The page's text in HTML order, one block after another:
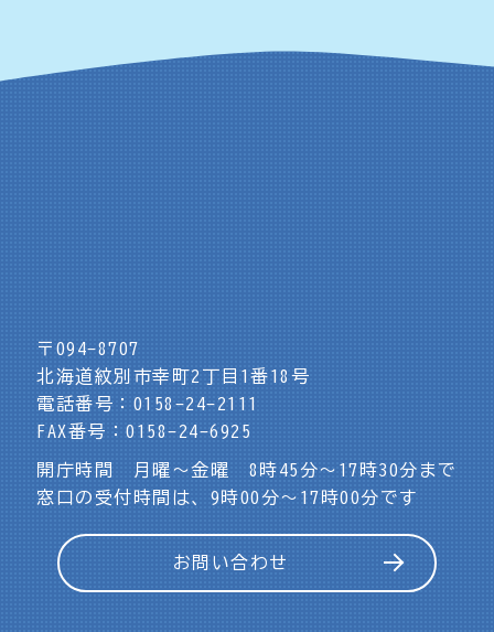
〒094-8707
北海道紋別市幸町2丁目1番18号
電話番号：0158-24-2111
FAX番号：0158-24-6925
開庁時間 月曜～金曜 8時45分～17時30分まで
窓口の受付時間は、9時00分～17時00分です
お問い合わせ